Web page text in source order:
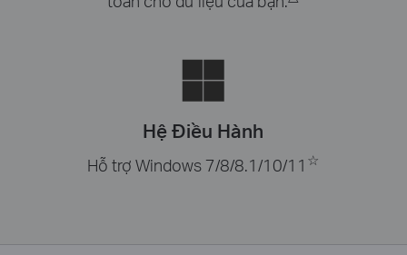
Hệ Điều Hành
Hỗ trợ Windows 7/8/8.1/10/11 ☆